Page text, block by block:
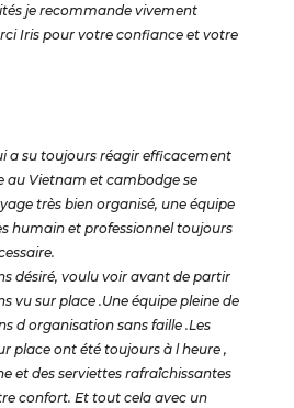
je recommande vivement
Iris pour votre confiance et votre
a su toujours réagir efficacement
au Vietnam et cambodge se
très bien organisé, une équipe
humain et professionnel toujours
désiré, voulu voir avant de partir
vu sur place .Une équipe pleine de
d organisation sans faille .Les
place ont été toujours à l heure ,
et des serviettes rafraîchissantes
confort. Et tout cela avec un